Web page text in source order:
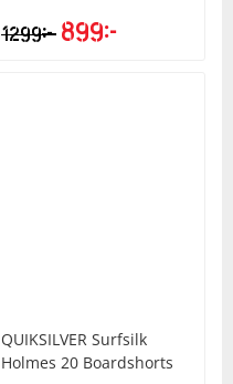
1299kr 899kr
QUIKSILVER Surfsilk
Holmes 20 Boardshorts